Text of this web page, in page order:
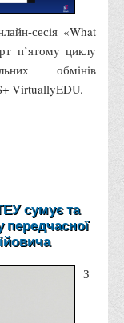
роботи
сесія «What
п’ятому циклу
обмінів
VirtuallyEDU.
сумує та
передчасної
З